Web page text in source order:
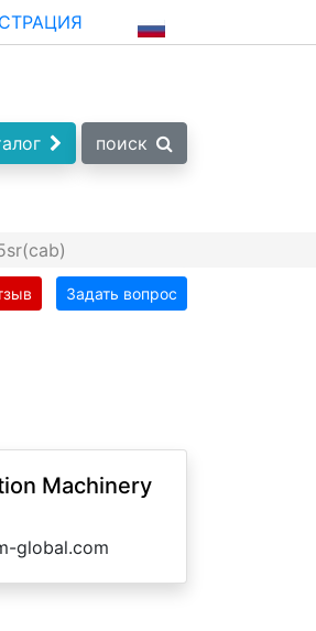
поиск
Задать вопрос
Machinery
global.com